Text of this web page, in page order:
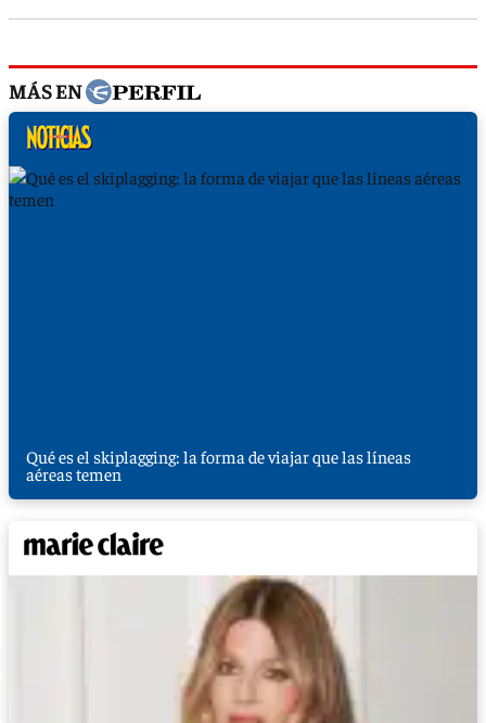
MÁS EN
Qué es el skiplagging: la forma de viajar que las líneas
aéreas temen